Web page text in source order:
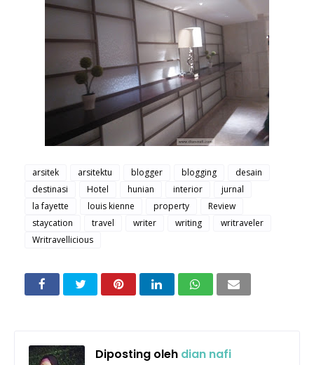
arsitek arsitektu blogger blogging
desain
destinasi
Hotel hunian interior
jurnal
la fayette
louis kienne property
Review
staycation
travel writer writing
writraveler
Writravellicious
Diposting oleh dian nafi